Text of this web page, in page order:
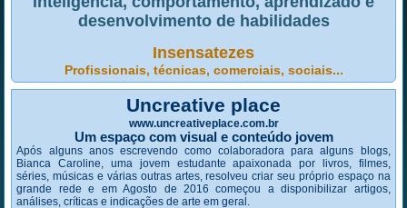
desenvolvimento de habilidades
Insensatezes
Profissionais, técnicas, comerciais, sociais...
Uncreative place
www.uncreativeplace.com.br
Um espaço com visual e conteúdo jovem
Após alguns anos escrevendo como colaboradora para alguns blogs,
Bianca Caroline, uma jovem estudante apaixonada por livros, filmes,
séries, músicas e várias outras artes, resolveu criar seu próprio espaço na
grande rede e em Agosto de 2016 começou a disponibilizar artigos,
análises, críticas e indicações de arte em geral.